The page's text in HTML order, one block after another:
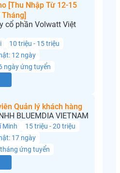
[Thu Nhập Từ 12-15
cổ phần Volwatt Việt
10 triệu - 15 triệu
12 ngày
ngày ứng tuyển
Quản lý khách hàng
BLUEMDIA VIETNAM
Minh
15 triệu - 20 triệu
17 ngày
ứng tuyển